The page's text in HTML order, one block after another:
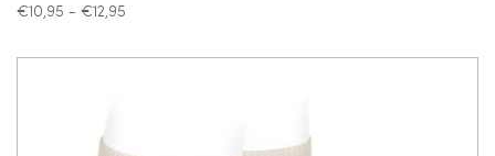
€10,95 - €12,95